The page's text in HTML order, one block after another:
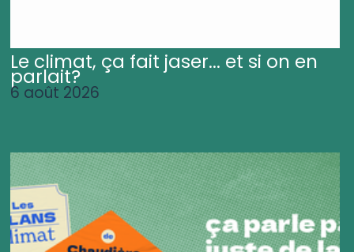
Le climat, ça fait jaser... et si on en
parlait?
6 août 2026